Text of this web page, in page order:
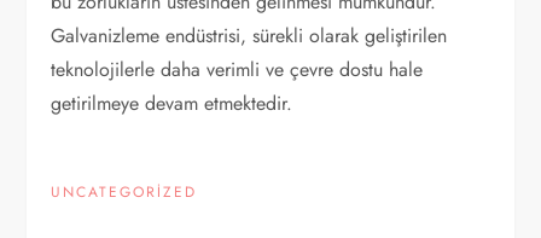
Galvanizleme endüstrisi, sürekli olarak geliştirilen
teknolojilerle daha verimli ve çevre dostu hale
getirilmeye devam etmektedir.
UNCATEGORIZED